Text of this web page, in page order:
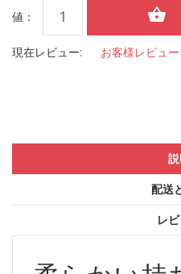
値：
現在レビュー: お客様レビュ
配送
レ